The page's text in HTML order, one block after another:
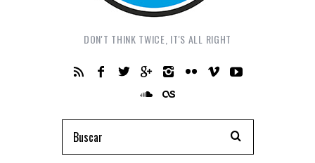
DON'T THINK TWICE, IT'S ALL RIGHT